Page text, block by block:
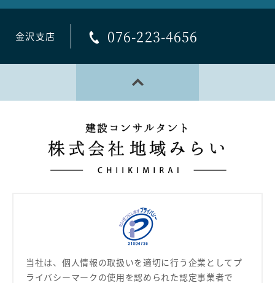
金沢支店 076-223-4656
当社は、個人情報の取扱いを適切に行う企業として プ
ライバシーマークの使用を認められた認定事業者で